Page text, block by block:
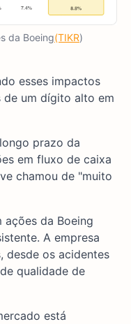
da Boeing(TIKR)
esses impactos
de um dígito alto em
prazo da
em fluxo de caixa
chamou de "muito
ações da Boeing
A empresa
desde os acidentes
qualidade de
está